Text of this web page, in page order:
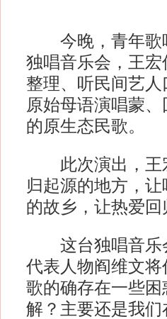
今晚，青年歌唱
独唱音乐会，王
整理、听民间艺
原始母语演唱蒙
的原生态民歌。
此次演出，王宏
归起源的地方，
的故乡，让热爱回
这台独唱音乐
代表人物阎维文
歌的确存在一些
解？主要还是我